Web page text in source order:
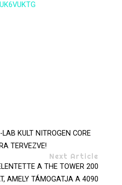
KULT NITROGEN CORE
TERVEZVE!
Next Article
A THE TOWER 200
AMELY TÁMOGATJA A 4090